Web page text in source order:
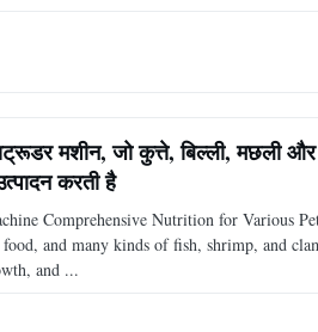
मशीन, जो कुत्ते, बिल्ली, मछली
करती है
Comprehensive Nutrition for Various
and many kinds of fish, shrimp, and
and ...